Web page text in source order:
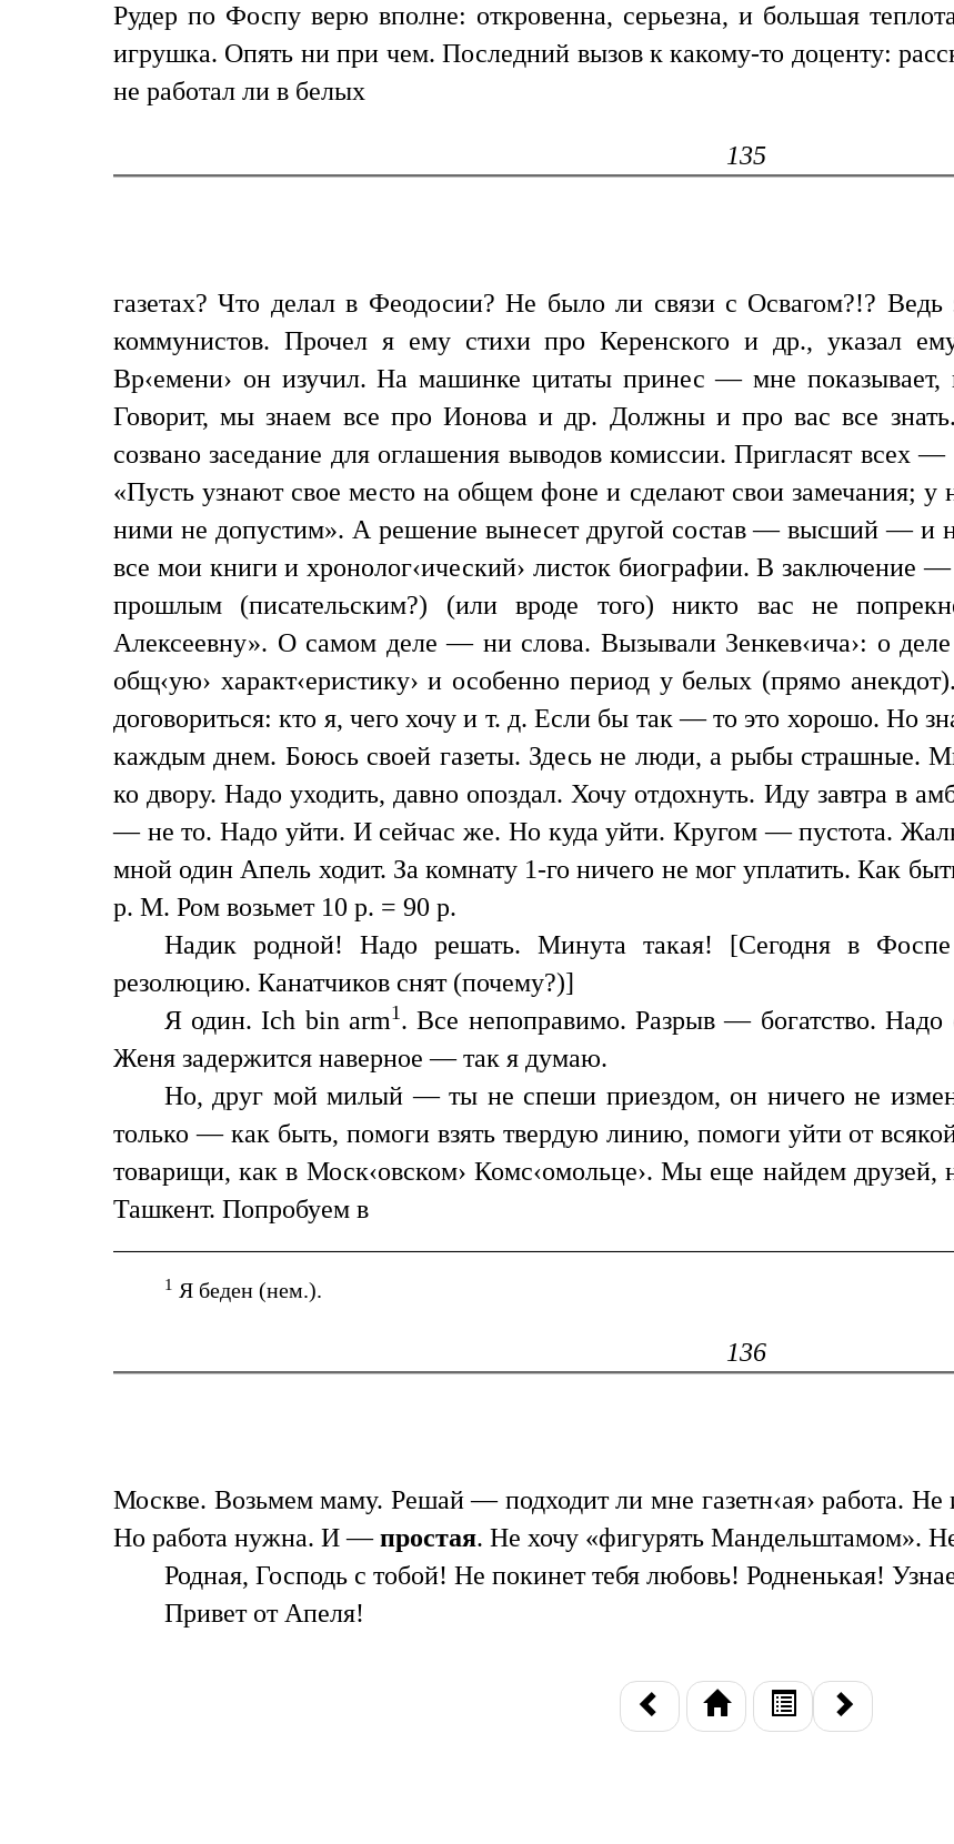
Рудер по Фоспу верю вполне: откровенна, серьезна, и большая
игрушка. Опять ни при чем. Последний вызов к какому-то доценту:
не работал ли в белых
135
газетах? Что делал в Феодосии? Не было ли связи с Освагом?!? Ведь
коммунистов. Прочел я ему стихи про Керенского и др., указал
Вр‹емени› он изучил. На машинке цитаты принес — мне показывает,
Говорит, мы знаем все про Ионова и др. Должны и про вас все
созвано заседание для оглашения выводов комиссии. Пригласят всех
«Пусть узнают свое место на общем фоне и сделают свои замечания;
ними не допустим». А решение вынесет другой состав — высший — и
все мои книги и хронолог‹ический› листок биографии. В заключение
прошлым (писательским?) (или вроде того) никто вас не
Алексеевну». О самом деле — ни слова. Вызывали Зенкев‹ича›: о
общ‹ую› характ‹еристику› и особенно период у белых (прямо
договориться: кто я, чего хочу и т. д. Если бы так — то это хорошо. Но
каждым днем. Боюсь своей газеты. Здесь не люди, а рыбы страшные.
ко двору. Надо уходить, давно опоздал. Хочу отдохнуть. Иду завтра в
— не то. Надо уйти. И сейчас же. Но куда уйти. Кругом — пустота.
мной один Апель ходит. За комнату 1-го ничего не мог уплатить. Как
р. М. Ром возьмет 10 р. = 90 р.
Надик родной! Надо решать. Минута такая! [Сегодня в
резолюцию. Канатчиков снят (почему?)]
Я один. Ich bin arm1. Все непоправимо. Разрыв — богатство. Надо
Женя задержится наверное — так я думаю.
Но, друг мой милый — ты не спеши приездом, он ничего не
только — как быть, помоги взять твердую линию, помоги уйти от
товарищи, как в Моск‹овском› Комс‹омольце›. Мы еще найдем друзей,
Ташкент. Попробуем в
1 Я беден (нем.).
136
Москве. Возьмем маму. Решай — подходит ли мне газетн‹ая› работа.
Но работа нужна. И —простая. Не хочу «фигурять Мандельштамом».
Родная, Господь с тобой! Не покинет тебя любовь! Родненькая!
Привет от Апеля!